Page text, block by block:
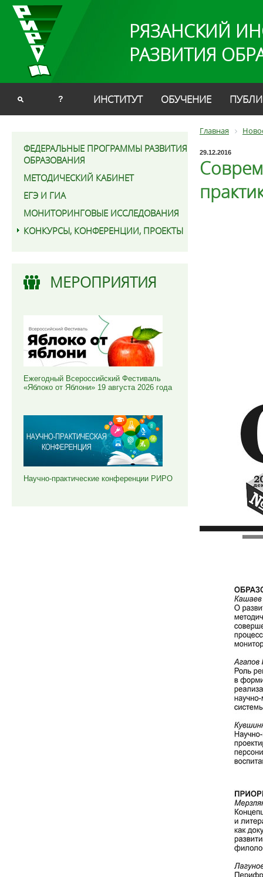
РЯЗАНСКИЙ
РАЗВИТИЯ
? ИНСТИТУТ ОБУЧЕНИЕ
ФЕДЕРАЛЬНЫЕ ПРОГРАММЫ РАЗВИТИЯ
ОБРАЗОВАНИЯ
МЕТОДИЧЕСКИЙ КАБИНЕТ
ЕГЭ И ГИА
МОНИТОРИНГОВЫЕ ИССЛЕДОВАНИЯ
КОНКУРСЫ, КОНФЕРЕНЦИИ, ПРОЕКТЫ
МЕРОПРИЯТИЯ
Ежегодный Всероссийский Фестиваль
«Яблоко от Яблони» 19 августа 2026 года
Научно-практические конференции РИРО
Главная
29.12.2016